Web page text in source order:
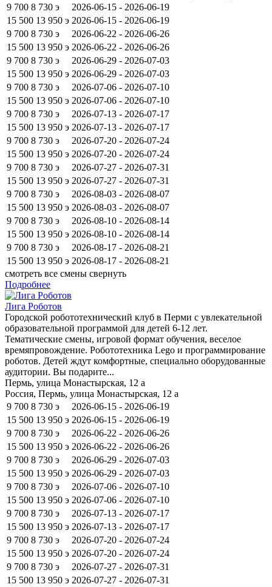
9 700 8 730 э
2026-06-15 - 2026-06-19
15 500 13 950 э 2026-06-15 - 2026-06-19
9 700 8 730 э
2026-06-22 - 2026-06-26
15 500 13 950 э 2026-06-22 - 2026-06-26
9 700 8 730 э
2026-06-29 - 2026-07-03
15 500 13 950 э 2026-06-29 - 2026-07-03
9 700 8 730 э
2026-07-06 - 2026-07-10
15 500 13 950 э 2026-07-06 - 2026-07-10
9 700 8 730 э
2026-07-13 - 2026-07-17
15 500 13 950 э 2026-07-13 - 2026-07-17
9 700 8 730 э
2026-07-20 - 2026-07-24
15 500 13 950 э 2026-07-20 - 2026-07-24
9 700 8 730 э
2026-07-27 - 2026-07-31
15 500 13 950 э 2026-07-27 - 2026-07-31
9 700 8 730 э
2026-08-03 - 2026-08-07
15 500 13 950 э 2026-08-03 - 2026-08-07
9 700 8 730 э
2026-08-10 - 2026-08-14
15 500 13 950 э 2026-08-10 - 2026-08-14
9 700 8 730 э
2026-08-17 - 2026-08-21
15 500 13 950 э 2026-08-17 - 2026-08-21
смотреть все смены свернуть
Подробнее
Лига Роботов
Городской робототехнический клуб в Перми с увлекательной
образовательной программой для детей 6-12 лет.
Тематические смены, игровой формат обучения, веселое
времяпровождение. Робототехника Lego и программирование
роботов. Детей ждут комфортные, специально оборудованные
аудитории. Вы подарите...
Пермь, улица Монастырская, 12 а
Россия, Пермь, улица Монастырская, 12 а
9 700 8 730 э
2026-06-15 - 2026-06-19
15 500 13 950 э 2026-06-15 - 2026-06-19
9 700 8 730 э
2026-06-22 - 2026-06-26
15 500 13 950 э 2026-06-22 - 2026-06-26
9 700 8 730 э
2026-06-29 - 2026-07-03
15 500 13 950 э 2026-06-29 - 2026-07-03
9 700 8 730 э
2026-07-06 - 2026-07-10
15 500 13 950 э 2026-07-06 - 2026-07-10
9 700 8 730 э
2026-07-13 - 2026-07-17
15 500 13 950 э 2026-07-13 - 2026-07-17
9 700 8 730 э
2026-07-20 - 2026-07-24
15 500 13 950 э 2026-07-20 - 2026-07-24
9 700 8 730 э
2026-07-27 - 2026-07-31
15 500 13 950 э 2026-07-27 - 2026-07-31